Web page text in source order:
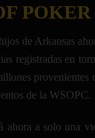
POKER
de Arkansas
registradas en
provenientes
de la WSOPC.
ahora a solo una